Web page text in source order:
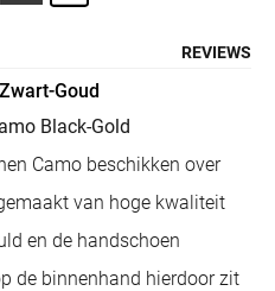
REVIEWS
Goud
Black-Gold
Camo beschikken over
van hoge kwaliteit
en de handschoen
de binnenhand hierdoor zit